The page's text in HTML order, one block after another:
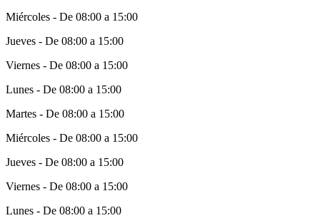
Miércoles - De 08:00 a 15:00
Jueves - De 08:00 a 15:00
Viernes - De 08:00 a 15:00
Lunes - De 08:00 a 15:00
Martes - De 08:00 a 15:00
Miércoles - De 08:00 a 15:00
Jueves - De 08:00 a 15:00
Viernes - De 08:00 a 15:00
Lunes - De 08:00 a 15:00